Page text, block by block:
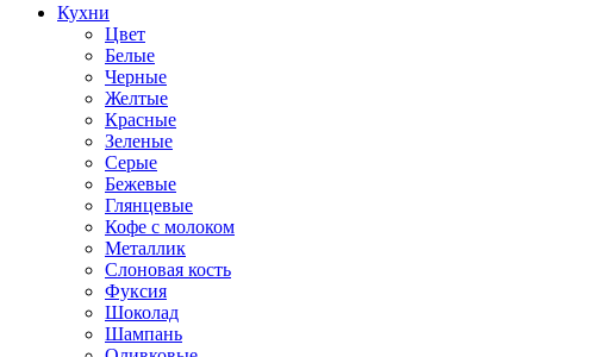
Кухни
Цвет
Белые
Черные
Желтые
Красные
Зеленые
Серые
Бежевые
Глянцевые
Кофе с молоком
Металлик
Слоновая кость
Фуксия
Шоколад
Шампань